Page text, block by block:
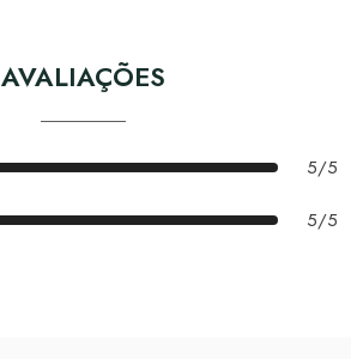
AVALIAÇÕES
5/5
5/5